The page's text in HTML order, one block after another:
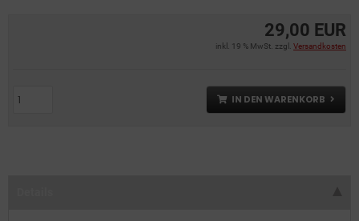
29,00 EUR
inkl. 19 % MwSt. zzgl. Versandkosten
IN DEN WARENKORB